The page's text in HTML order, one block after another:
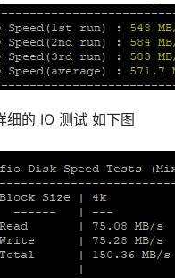
细的 IO 测试 如下图